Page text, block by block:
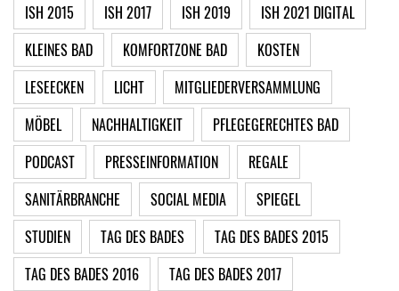
ISH 2015
ISH 2017 ISH 2019
ISH 2021 DIGITAL
KLEINES BAD
KOMFORTZONE BAD
KOSTEN
LESEECKEN
LICHT
MITGLIEDERVERSAMMLUNG
MÖBEL
NACHHALTIGKEIT
PFLEGEGERECHTES BAD
PODCAST
PRESSEINFORMATION
REGALE
SANITÄRBRANCHE
SOCIAL MEDIA
SPIEGEL
STUDIEN
TAG DES BADES
TAG DES BADES 2015
TAG DES BADES 2016
TAG DES BADES 2017